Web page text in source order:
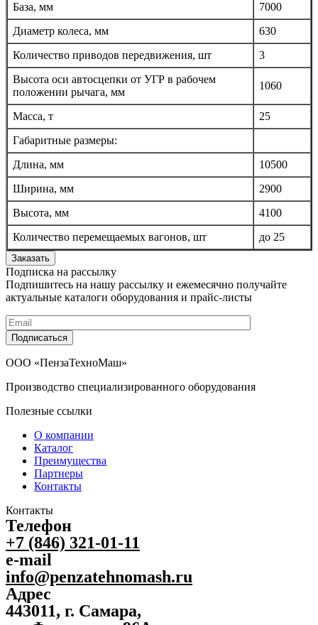
База, мм
7000
Диаметр колеса, мм
630
Количество приводов передвижения, шт
3
Высота оси автосцепки от УГР в рабочем
положении рычага, мм
1060
Масса, т
25
Габаритные размеры:
Длина, мм
10500
Ширина, мм
2900
Высота, мм
4100
Количество перемещаемых вагонов, шт
до 25
Заказать
Подписка на рассылку
Подпишитесь на нашу рассылку и ежемесячно получайте
актуальные каталоги оборудования и прайс-листы
Подписаться
ООО «ПензаТехноМаш»
Производство специализированного оборудования
Полезные ссылки
О компании
Каталог
Преимущества
Партнеры
Контакты
Контакты
Телефон
+7 (846) 321-01-11
e-mail
info@penzatehnomash.ru
Адрес
443011, г. Самара,